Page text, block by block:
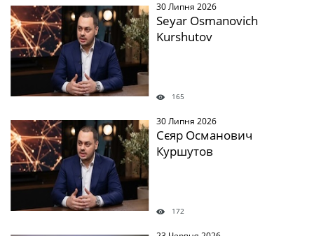
30 Липня 2026
Seyar Osmanovich
Kurshutov
165
30 Липня 2026
Сєяр Османович
Куршутов
172